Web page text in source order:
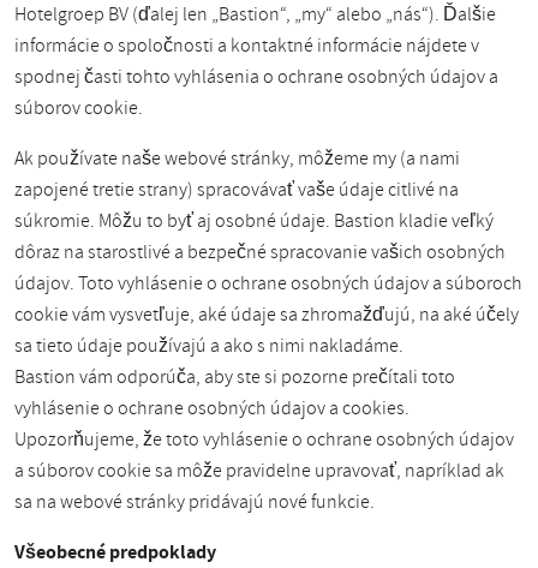
Hotelgroep BV (ďalej len „Bastion“, „my“ alebo „nás“). Ďalšie
informácie o spoločnosti a kontaktné informácie nájdete v
spodnej časti tohto vyhlásenia o ochrane osobných údajov a
súborov cookie.
Ak používate naše webové stránky, môžeme my (a nami
zapojené tretie strany) spracovávať vaše údaje citlivé na
súkromie. Môžu to byť aj osobné údaje. Bastion kladie veľký
dôraz na starostlivé a bezpečné spracovanie vašich osobných
údajov. Toto vyhlásenie o ochrane osobných údajov a súboroch
cookie vám vysvetľuje, aké údaje sa zhromažďujú, na aké účely
sa tieto údaje používajú a ako s nimi nakladáme.
Bastion vám odporúča, aby ste si pozorne prečítali toto
vyhlásenie o ochrane osobných údajov a cookies.
Upozorňujeme, že toto vyhlásenie o ochrane osobných údajov
a súborov cookie sa môže pravidelne upravovať, napríklad ak
sa na webové stránky pridávajú nové funkcie.
Všeobecné predpoklady